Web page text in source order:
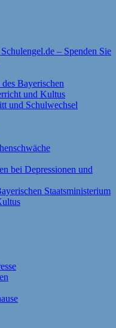
– Spenden Sie
Bayerischen
und Kultus
und Schulwechsel
bei Depressionen und
Staatsministerium